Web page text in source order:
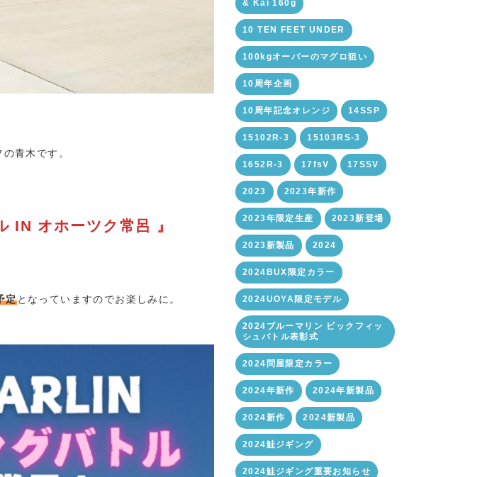
青木です。
IN オホーツク常呂 』
定となっていますのでお楽しみに。
& Kai 160g
10 TEN FEET UNDER
100kgオーバーのマグロ狙い
10周年企画
10周年記念オレンジ 14SSP
15102R-3 15103RS-3
1652R-3 17fsV 17SSV
2023 2023年新作
2023年限定生産 2023新登場
2023新製品 2024
2024BUX限定カラー
2024UOYA限定モデル
2024ブルーマリン ビックフィッ
シュバトル表彰式
2024問屋限定カラー
2024年新作 2024年新製品
2024新作 2024新製品
2024鮭ジギング
2024鮭ジギング重要お知らせ